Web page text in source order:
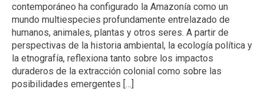
contemporáneo ha configurado la Amazonía como un
mundo multiespecies profundamente entrelazado de
humanos, animales, plantas y otros seres. A partir de
perspectivas de la historia ambiental, la ecología política y
la etnografía, reflexiona tanto sobre los impactos
duraderos de la extracción colonial como sobre las
posibilidades emergentes […]